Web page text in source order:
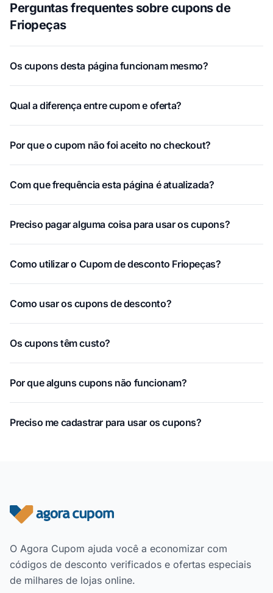
Perguntas frequentes sobre cupons de
Friopeças
Os cupons desta página funcionam mesmo?
Qual a diferença entre cupom e oferta?
Por que o cupom não foi aceito no checkout?
Com que frequência esta página é atualizada?
Preciso pagar alguma coisa para usar os cupons?
Como utilizar o Cupom de desconto Friopeças?
Como usar os cupons de desconto?
Os cupons têm custo?
Por que alguns cupons não funcionam?
Preciso me cadastrar para usar os cupons?
Rodapé do site
O Agora Cupom ajuda você a economizar com
códigos de desconto verificados e ofertas especiais
de milhares de lojas online.